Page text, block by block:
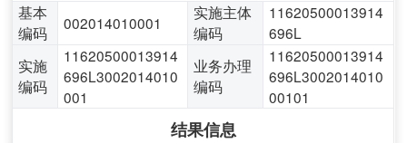
基本
编码
002014010001
实施主体
编码
11620500013914
696L
实施
编码
11620500013914
696L3002014010
001
业务办理
编码
11620500013914
696L3002014010
00101
结果信息